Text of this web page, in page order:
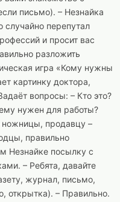
письмо). – Незнайка
случайно перепутал
и просит вас
разложить
игра «Кому нужны
картинку доктора,
вопросы: – Кто это?
нужен для работы?
продавцу –
правильно
Незнайке посылку с
– Ребята, давайте
журнал, письмо,
открытка). – Правильно.